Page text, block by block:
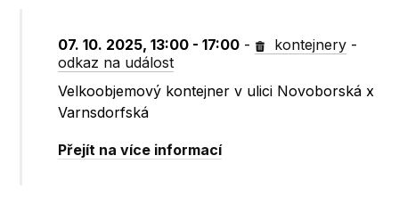
07. 10. 2025, 13:00 - 17:00 - kontejnery -
odkaz na událost
Velkoobjemový kontejner v ulici Novoborská x
Varnsdorfská
Přejít na více informací